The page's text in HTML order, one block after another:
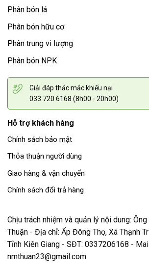
Phân bón lá
Phân bón hữu cơ
Phân trung vi lượng
Phân bón NPK
Giải đáp thắc mắc khiếu nại
033 720 6168 (8h00 - 20h00)
Hỗ trợ khách hàng
Chính sách bảo mật
Thỏa thuận người dùng
Giao hàng & vận chuyển
Chính sách đổi trả hàng
Chịu trách nhiệm và quản lý nội dung:
Thuận - Địa chỉ: Ấp Đông Thọ, Xã Thạnh
Tỉnh Kiên Giang - SĐT: 0337206168 -
nmthuan23@gmail.com